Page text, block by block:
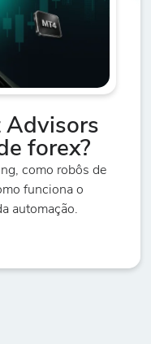
Advisors
forex?
como robôs de
funciona o
automação.